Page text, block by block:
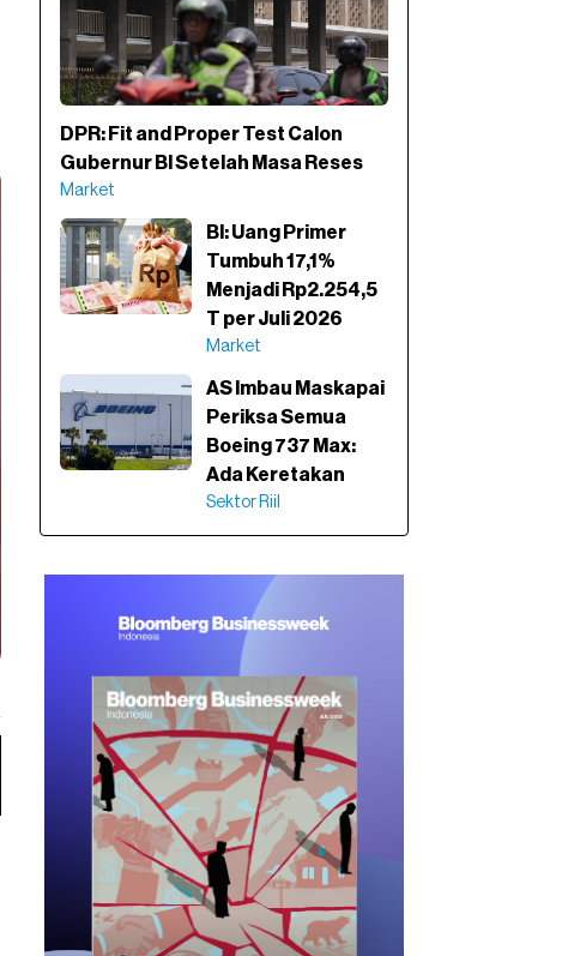
DPR: Fit and Proper Test Calon
Gubernur BI Setelah Masa Reses
Market
BI: Uang Primer
Tumbuh 17,1%
Menjadi Rp2.254,5
T per Juli 2026
Market
AS Imbau Maskapai
Periksa Semua
Boeing 737 Max:
Ada Keretakan
Sektor Riil